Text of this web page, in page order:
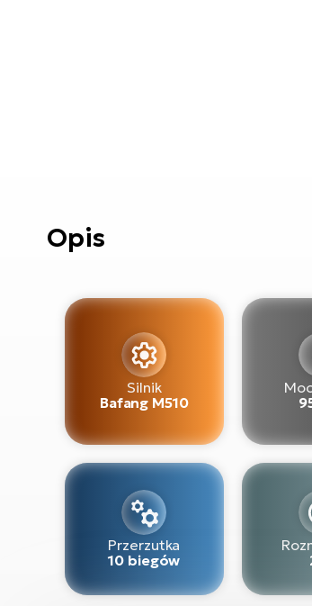
Opis
Silnik
Bafang M510
Przerzutka
10 biegów